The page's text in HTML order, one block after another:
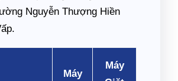
Nguyễn Thượng Hiền
Máy
Máy